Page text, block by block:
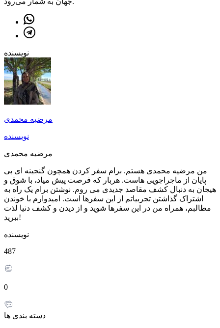
نویسنده
مرضیه محمدی
نویسنده
مرضیه محمدی
من مرضیه محمدی هستم. برام سفر کردن همچون گنجینه ای بی
پایان از ماجراجویی هاست. هربار که فرصت پیش میاد، با شوق و
هیجان به دنبال کشف مقاصد جدیدی می روم. نوشتن برام یک راه به
اشتراک گذاشتن تجربیاتم از این سفرها است. امیدوارم با خوندن
مطالبم، همراه من در این سفرها شوید و از دیدن و کشف دنیا لذت
ببرید!
نویسنده
487
0
دسته بندی ها